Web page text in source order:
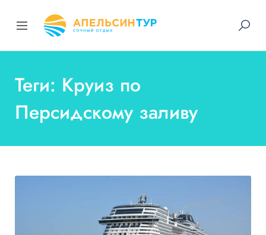
Теги: Круиз по
Персидскому заливу